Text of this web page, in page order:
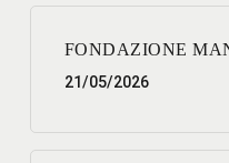
FONDAZIONE
21/05/2026